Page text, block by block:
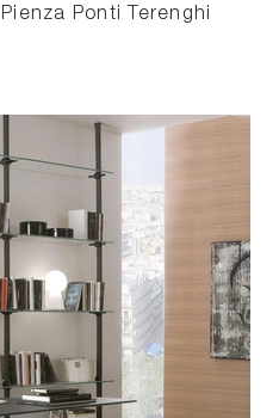
Ponti Terenghi